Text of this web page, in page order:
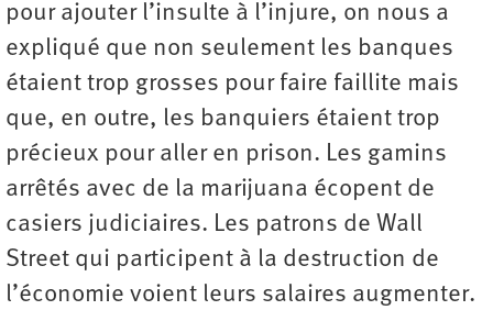
pour ajouter l’insulte à l’injure, on nous a
expliqué que non seulement les banques
étaient trop grosses pour faire faillite mais
que, en outre, les banquiers étaient trop
précieux pour aller en prison. Les gamins
arrêtés avec de la marijuana écopent de
casiers judiciaires. Les patrons de Wall
Street qui participent à la destruction de
l’économie voient leurs salaires augmenter.